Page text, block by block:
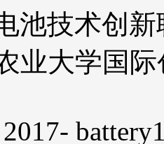
池技术创
业大学国